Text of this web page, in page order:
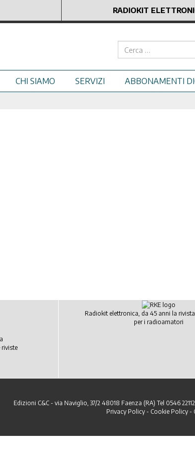
RADIOKIT
Cerca
CHI SIAMO SERVIZI ABBONAMENTI
Radiokit elettronica, da 45 anni la
per i radioamatori
Edizioni C&C - via Naviglio, 37/2 48018 Faenza (RA) Tel 0546
Privacy Policy- Cookie Policy-